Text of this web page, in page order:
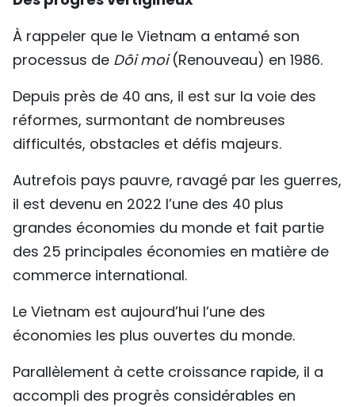
À rappeler que le Vietnam a entamé son
processus de Dôi moi(Renouveau) en 1986.
Depuis près de 40 ans, il est sur la voie des
réformes, surmontant de nombreuses
difficultés, obstacles et défis majeurs.
Autrefois pays pauvre, ravagé par les guerres,
il est devenu en 2022 l’une des 40 plus
grandes économies du monde et fait partie
des 25 principales économies en matière de
commerce international.
Le Vietnam est aujourd’hui l’une des
économies les plus ouvertes du monde.
Parallèlement à cette croissance rapide, il a
accompli des progrès considérables en